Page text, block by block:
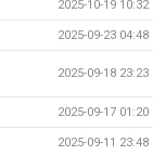
2025-10-19 10:32
2025-09-23 04:48
2025-09-18 23:23
2025-09-17 01:20
2025-09-11 23:48